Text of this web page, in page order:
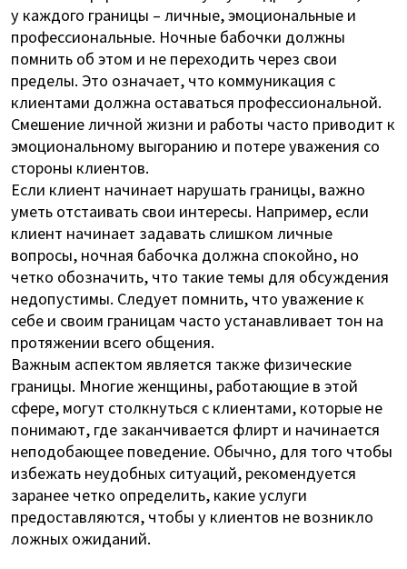
у каждого границы – личные, эмоциональные и
профессиональные. Ночные бабочки должны
помнить об этом и не переходить через свои
пределы. Это означает, что коммуникация с
клиентами должна оставаться профессиональной.
Смешение личной жизни и работы часто приводит к
эмоциональному выгоранию и потере уважения со
стороны клиентов.
Если клиент начинает нарушать границы, важно
уметь отстаивать свои интересы. Например, если
клиент начинает задавать слишком личные
вопросы, ночная бабочка должна спокойно, но
четко обозначить, что такие темы для обсуждения
недопустимы. Следует помнить, что уважение к
себе и своим границам часто устанавливает тон на
протяжении всего общения.
Важным аспектом является также физические
границы. Многие женщины, работающие в этой
сфере, могут столкнуться с клиентами, которые не
понимают, где заканчивается флирт и начинается
неподобающее поведение. Обычно, для того чтобы
избежать неудобных ситуаций, рекомендуется
заранее четко определить, какие услуги
предоставляются, чтобы у клиентов не возникло
ложных ожиданий.